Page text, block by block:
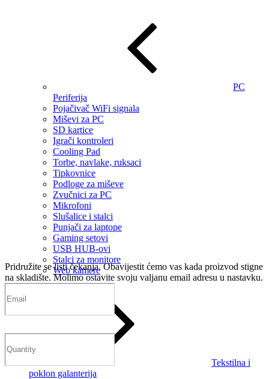
PC
Periferija
Pojačivač WiFi signala
Miševi za PC
SD kartice
Igrači kontroleri
Cooling Pad
Torbe, navlake, ruksaci
Tipkovnice
Podloge za miševe
Zvučnici za PC
Mikrofoni
Slušalice i stalci
Punjači za laptope
Gaming setovi
USB HUB-ovi
Stalci za monitore
Web kamere
Tekstilna i
poklon galanterija
Pridružite se listi čekanja. Obavijestit ćemo vas kada proizvod stigne
na skladište. Molimo ostavite svoju valjanu email adresu u nastavku.